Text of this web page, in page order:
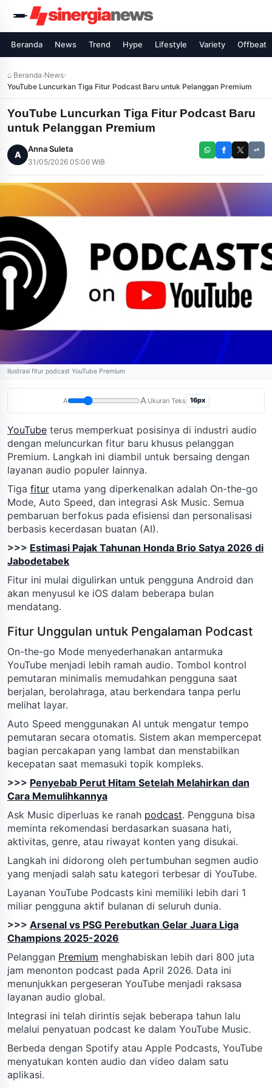
Beranda News Trend Hype Lifestyle Variety Offbeat
⌂ Beranda›News›
YouTube Luncurkan Tiga Fitur Podcast Baru untuk Pelanggan Premium
YouTube Luncurkan Tiga Fitur Podcast Baru
untuk Pelanggan Premium
A
Anna Suleta
31/05/2026 05:06 WIB
Ilustrasi fitur podcast YouTube Premium
A A Ukuran Teks 16px
YouTube terus memperkuat posisinya di industri audio
dengan meluncurkan fitur baru khusus pelanggan
Premium. Langkah ini diambil untuk bersaing dengan
layanan audio populer lainnya.
Tiga fitur utama yang diperkenalkan adalah On-the-go
Mode, Auto Speed, dan integrasi Ask Music. Semua
pembaruan berfokus pada efisiensi dan personalisasi
berbasis kecerdasan buatan (AI).
>>> Estimasi Pajak Tahunan Honda Brio Satya 2026 di
Jabodetabek
Fitur ini mulai digulirkan untuk pengguna Android dan
akan menyusul ke iOS dalam beberapa bulan
mendatang.
Fitur Unggulan untuk Pengalaman Podcast
On-the-go Mode menyederhanakan antarmuka
YouTube menjadi lebih ramah audio. Tombol kontrol
pemutaran minimalis memudahkan pengguna saat
berjalan, berolahraga, atau berkendara tanpa perlu
melihat layar.
Auto Speed menggunakan AI untuk mengatur tempo
pemutaran secara otomatis. Sistem akan mempercepat
bagian percakapan yang lambat dan menstabilkan
kecepatan saat memasuki topik kompleks.
>>> Penyebab Perut Hitam Setelah Melahirkan dan
Cara Memulihkannya
Ask Music diperluas ke ranah podcast. Pengguna bisa
meminta rekomendasi berdasarkan suasana hati,
aktivitas, genre, atau riwayat konten yang disukai.
Langkah ini didorong oleh pertumbuhan segmen audio
yang menjadi salah satu kategori terbesar di YouTube.
Layanan YouTube Podcasts kini memiliki lebih dari 1
miliar pengguna aktif bulanan di seluruh dunia.
>>> Arsenal vs PSG Perebutkan Gelar Juara Liga
Champions 2025-2026
Pelanggan Premium menghabiskan lebih dari 800 juta
jam menonton podcast pada April 2026. Data ini
menunjukkan pergeseran YouTube menjadi raksasa
layanan audio global.
Integrasi ini telah dirintis sejak beberapa tahun lalu
melalui penyatuan podcast ke dalam YouTube Music.
Berbeda dengan Spotify atau Apple Podcasts, YouTube
menyatukan konten audio dan video dalam satu
aplikasi.